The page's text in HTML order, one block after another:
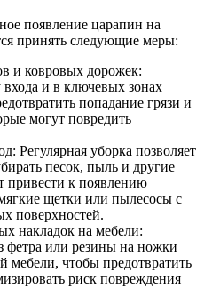
появление царапин на
принять следующие меры:
и ковровых дорожек:
и в ключевых зонах
попадание грязи и
могут повредить
Регулярная уборка позволяет
песок, пыль и другие
привести к появлению
щетки или пылесосы с
поверхностей.
накладок на мебели:
фетра или резины на ножки
мебели, чтобы предотвратить
риск повреждения